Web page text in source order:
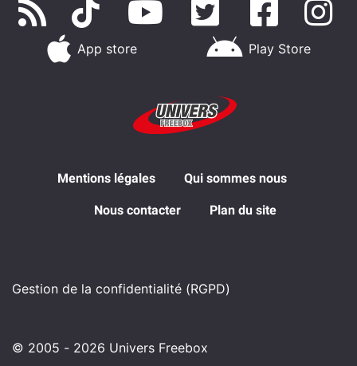
App store Play Store
Mentions légales Qui sommes nous
Nous contacter Plan du site
Gestion de la confidentialité (RGPD)
© 2005 - 2026 Univers Freebox